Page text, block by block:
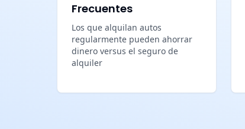
Frecuentes
Los que alquilan autos
regularmente pueden ahorrar
dinero versus el seguro de
alquiler